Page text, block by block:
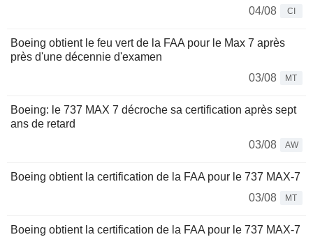
04/08
CI
Boeing obtient le feu vert de la FAA pour le Max 7 après
près d'une décennie d'examen
03/08
MT
Boeing: le 737 MAX 7 décroche sa certification après sept
ans de retard
03/08
AW
Boeing obtient la certification de la FAA pour le 737 MAX-7
03/08
MT
Boeing obtient la certification de la FAA pour le 737 MAX-7